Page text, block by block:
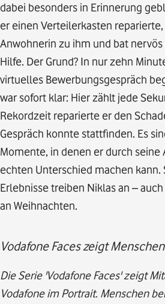
dabei besonders in Erinnerung
er einen Verteilerkasten
Anwohnerin zu ihm und bat
Hilfe. Der Grund? In nur zehn
virtuelles Bewerbungsgespräch
war sofort klar: Hier zählt jede
Rekordzeit reparierte er den
Gespräch konnte stattfinden. Es
Momente, in denen er durch seine
echten Unterschied machen kann.
Erlebnisse treiben Niklas an –
an Weihnachten.
Vodafone Faces zeigt
Die Serie 'Vodafone Faces' zeigt
Vodafone im Portrait. Menschen